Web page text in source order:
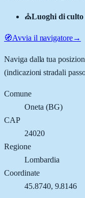
⛪Luoghi di culto
🧭Avvia il navigatore→
Naviga dalla tua
(indicazioni stradali
Comune
Oneta (BG)
CAP
24020
Regione
Lombardia
Coordinate
45.8740, 9.8146